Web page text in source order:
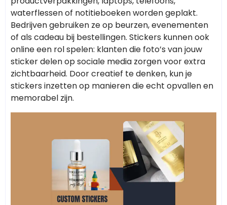
waterflessen of notitieboeken worden geplakt.
Bedrijven gebruiken ze op beurzen, evenementen
of als cadeau bij bestellingen. Stickers kunnen ook
online een rol spelen: klanten die foto’s van jouw
sticker delen op sociale media zorgen voor extra
zichtbaarheid. Door creatief te denken, kun je
stickers inzetten op manieren die echt opvallen en
memorabel zijn.